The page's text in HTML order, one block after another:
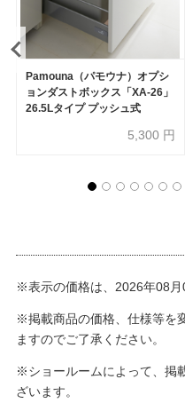
Pamouna（パモウナ）オプシ
ョンダストボックス「XA-26」
26.5Lタイプ プッシュ式
5,300 円
※表示の価格は、2026年08月
※掲載商品の価格、仕様等を
ますのでご了承ください。
※ショールームによって、掲
ざいます。